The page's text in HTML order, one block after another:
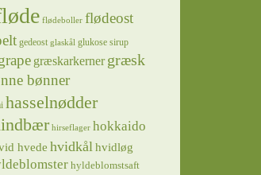
flødeboller flødeost
gedeost glaskål glukose sirup
græskarkerner græsk
bønner
hasselnødder
hirseflager hokkaido
hvede hvidkål hvidløg
hyldeblomstsaft